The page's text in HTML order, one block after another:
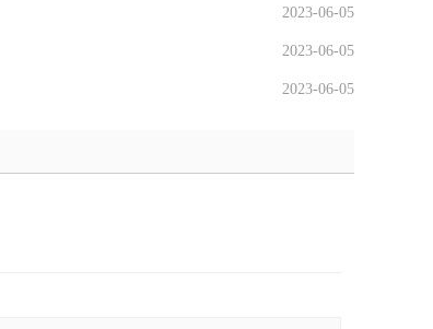
2023-06-05
2023-06-05
2023-06-05